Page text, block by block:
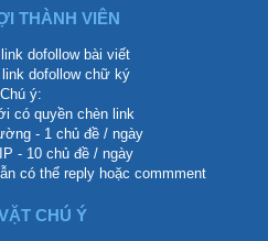
THÀNH VIÊN
dofollow bài viết
dofollow chữ ký
Chú ý:
có quyền chèn link
- 1 chủ đề / ngày
- 10 chủ đề / ngày
có thể reply hoặc commment
CHÚ Ý